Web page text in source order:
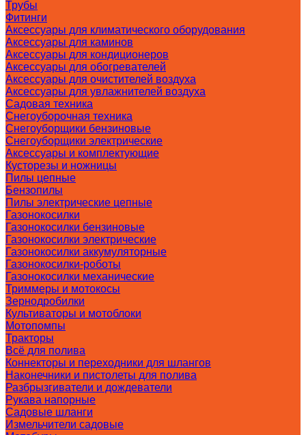
Трубы
Фитинги
Аксессуары для климатического оборудования
Аксессуары для каминов
Аксессуары для кондиционеров
Аксессуары для обогревателей
Аксессуары для очистителей воздуха
Аксессуары для увлажнителей воздуха
Садовая техника
Снегоуборочная техника
Снегоуборщики бензиновые
Снегоуборщики электрические
Аксессуары и комплектующие
Кусторезы и ножницы
Пилы цепные
Бензопилы
Пилы электрические цепные
Газонокосилки
Газонокосилки бензиновые
Газонокосилки электрические
Газонокосилки аккумуляторные
Газонокосилки-роботы
Газонокосилки механические
Триммеры и мотокосы
Зернодробилки
Культиваторы и мотоблоки
Мотопомпы
Тракторы
Всё для полива
Коннекторы и переходники для шлангов
Наконечники и пистолеты для полива
Разбрызгиватели и дождеватели
Рукава напорные
Садовые шланги
Измельчители садовые